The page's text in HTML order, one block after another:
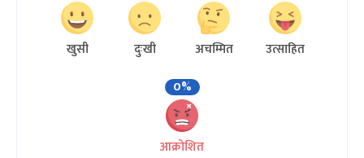
खुसी दुःखी अचम्मित
उत्साहित
0%
आक्रोशित